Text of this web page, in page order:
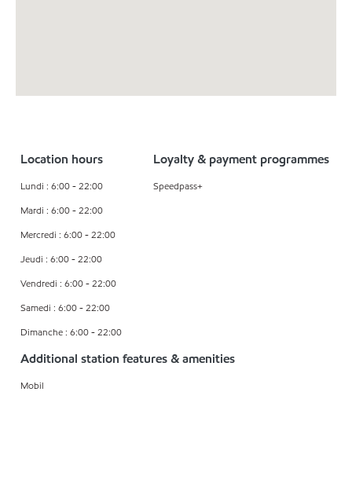
Location hours
Lundi : 6:00 - 22:00
Mardi : 6:00 - 22:00
Mercredi : 6:00 - 22:00
Jeudi : 6:00 - 22:00
Vendredi : 6:00 - 22:00
Samedi : 6:00 - 22:00
Dimanche : 6:00 - 22:00
Loyalty & payment programmes
Speedpass+
Additional station features & amenities
Mobil